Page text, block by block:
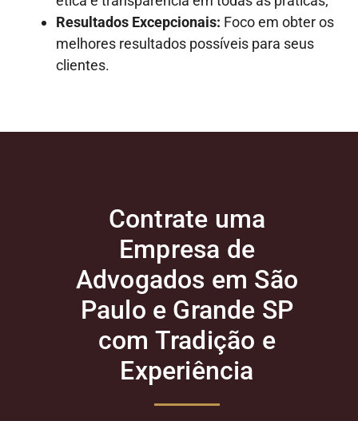
Resultados Excepcionais: Foco em obter os
melhores resultados possíveis para seus
clientes.
Contrate uma
Empresa de
Advogados em São
Paulo e Grande SP
com Tradição e
Experiência